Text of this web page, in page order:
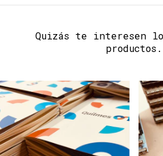
Quizás te interesen
productos.